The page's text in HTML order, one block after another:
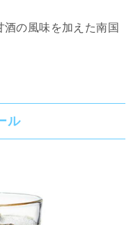
の風味を加えた南国
ル